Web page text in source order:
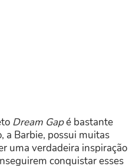
Dream Gapé bastante
a Barbie, possui muitas
uma verdadeira inspiração
conquistar esses